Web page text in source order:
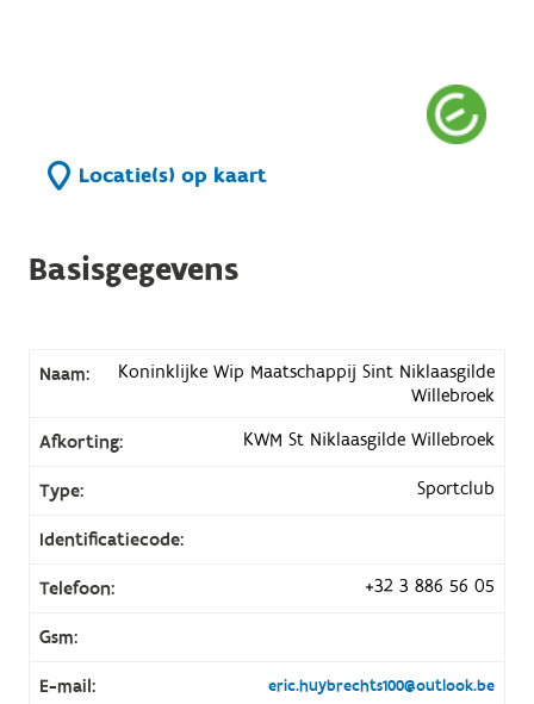
Locatie(s) op kaart
Basisgegevens
Naam:
Koninklijke Wip Maatschappij Sint Niklaasgilde
Willebroek
Afkorting:
KWM St Niklaasgilde Willebroek
Type: Sportclub
Identificatiecode:
Telefoon: +32 3 886 56 05
Gsm:
E-mail: eric.huybrechts100@outlook.be